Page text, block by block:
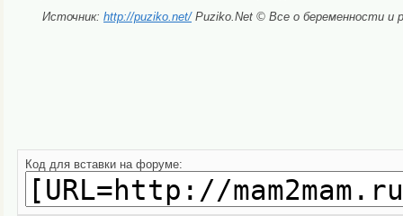
Источник: http://puziko.net/Puziko.Net © Все о беременности и
Код для вставки на форуме: